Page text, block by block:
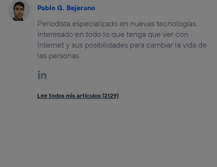
Pablo G. Bejerano
Periodista especializado en nuevas tecnologías.
Interesado en todo lo que tenga que ver con
Internet y sus posibilidades para cambiar la vida de
las personas.
Lee todos mis artículos (2129)